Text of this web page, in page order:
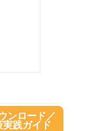
ンロード／
践ガイド